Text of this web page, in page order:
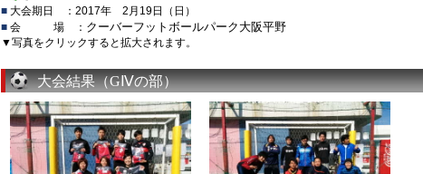
■ 大会期日 ：2017年 2月19日（日）
■ 会 場 ： クーバーフットボールパーク大阪平野
▼写真をクリックすると拡大されます。
大会結果（GⅣの部）